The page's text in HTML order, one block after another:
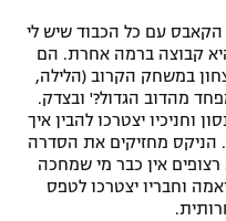
עם כל הכבוד שיש לי
היא קבוצה ברמה אחרת. הם
במשחק הקרוב (הלילה,
מפחד מהדוב הגדול?' ובצדק.
וחניכיו יצטרכו להבין איך
הניקס מחזיקים את הסדרה
ועם 13 ניצחונות רצופים אין כבר מי שמחכה
וחבריו יצטרכו לטפס